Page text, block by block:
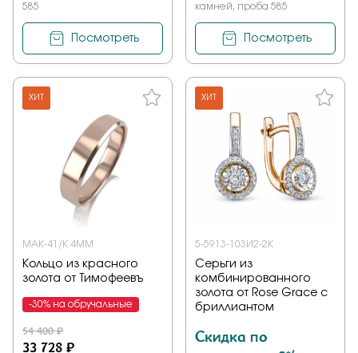
585
Посмотреть
камней, проба 585
Посмотреть
ХИТ
МАК-41/К 4ММ
Кольцо из красного
золота от Тимофеевъ
-30% на обручальные
54 400 ₽
33 728 ₽
ХИТ
5-5913-103И2-2К
Серьги из
комбинированного
золота от Rose Grace с
бриллиантом
Скидка по